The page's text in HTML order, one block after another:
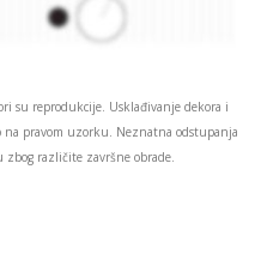
su reprodukcije. Usklađivanje dekora i
na pravom uzorku. Neznatna odstupanja
zbog različite završne obrade.